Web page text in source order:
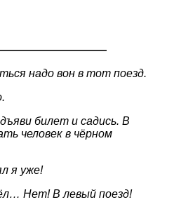
надо вон в тот поезд.
билет и садись. В
человек в чёрном
я уже!
Нет! В левый поезд!